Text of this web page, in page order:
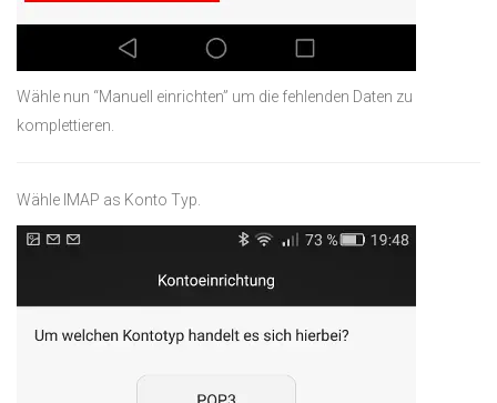
Wähle nun “Manuell einrichten” um die fehlenden Daten zu
komplettieren.
Wähle IMAP as Konto Typ.